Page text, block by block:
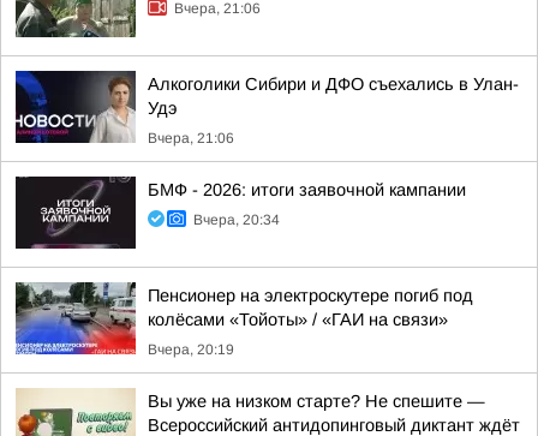
Вчера, 21:06
Алкоголики Сибири и ДФО съехались в Улан-
Удэ
Вчера, 21:06
БМФ - 2026: итоги заявочной кампании
Вчера, 20:34
Пенсионер на электроскутере погиб под
колёсами «Тойоты» / «ГАИ на связи»
Вчера, 20:19
Вы уже на низком старте? Не спешите —
Всероссийский антидопинговый диктант ждёт